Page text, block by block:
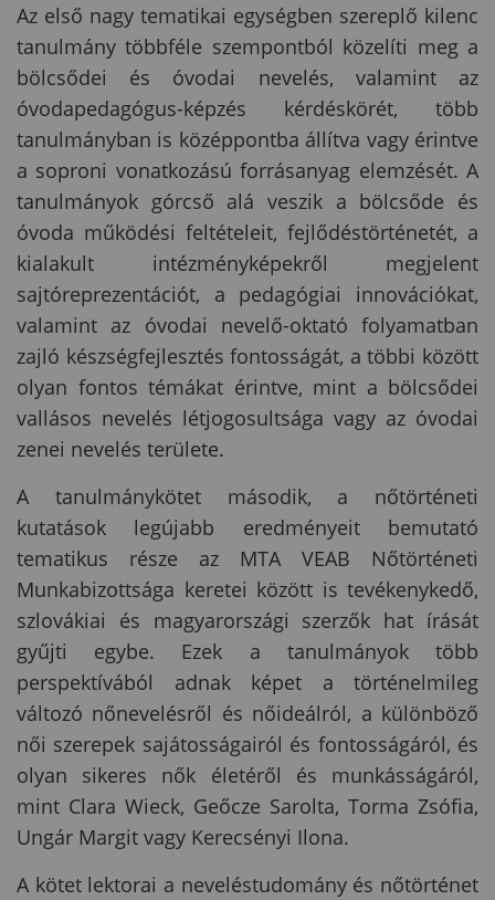
Az első nagy tematikai egységben szereplő kilenc
tanulmány többféle szempontból közelíti meg a
bölcsődei és óvodai nevelés, valamint az
óvodapedagógus-képzés kérdéskörét, több
tanulmányban is középpontba állítva vagy érintve
a soproni vonatkozású forrásanyag elemzését. A
tanulmányok górcső alá veszik a bölcsőde és
óvoda működési feltételeit, fejlődéstörténetét, a
kialakult intézményképekről megjelent
sajtóreprezentációt, a pedagógiai innovációkat,
valamint az óvodai nevelő-oktató folyamatban
zajló készségfejlesztés fontosságát, a többi között
olyan fontos témákat érintve, mint a bölcsődei
vallásos nevelés létjogosultsága vagy az óvodai
zenei nevelés területe.
A tanulmánykötet második, a nőtörténeti
kutatások legújabb eredményeit bemutató
tematikus része az MTA VEAB Nőtörténeti
Munkabizottsága keretei között is tevékenykedő,
szlovákiai és magyarországi szerzők hat írását
gyűjti egybe. Ezek a tanulmányok több
perspektívából adnak képet a történelmileg
változó nőnevelésről és nőideálról, a különböző
női szerepek sajátosságairól és fontosságáról, és
olyan sikeres nők életéről és munkásságáról,
mint Clara Wieck, Geőcze Sarolta, Torma Zsófia,
Ungár Margit vagy Kerecsényi Ilona.
A kötet lektorai a neveléstudomány és nőtörténet